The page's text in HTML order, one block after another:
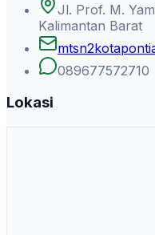
Jl. Prof. M.
Kalimantan Barat
089677572710
Lokasi